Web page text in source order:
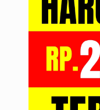
Sitemap